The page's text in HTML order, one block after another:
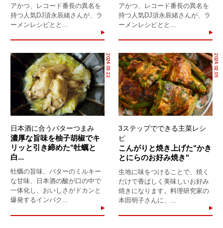
アかつ、レコード番長の異名を
持つ人気DJ須永辰緒さんが、ラ
ーメンレシピとと...
アかつ、レコード番長の異名を
持つ人気DJ須永辰緒さんが、ラ
ーメンレシピとと...
2024.03.22
日本酒に合うバターつまみ
濃厚な旨味を柚子胡椒でキ
リッと引き締めた"牡蠣と
白...
牡蠣の旨味、バターのミルキー
な甘味、日本酒の酸が口の中で
一体化し、おいしさがドカンと
爆発するインパク...
2024.02.05
3ステップでできる主菜レシ
ピ
こんがりと焼き上げた"かき
とにらのお好み焼き"
生地に味をつけることで、焼く
だけで香ばしく美味しいお好み
焼きになります。料理研究家の
本田明子さんに、...